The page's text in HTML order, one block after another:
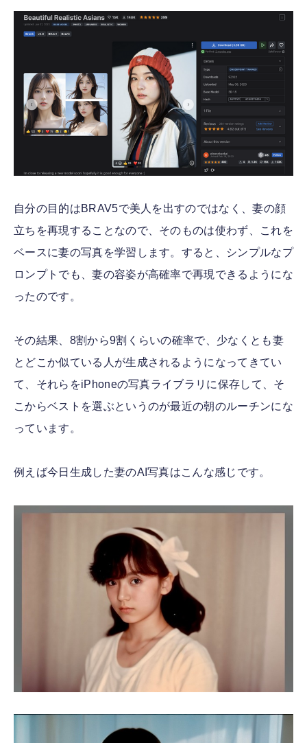
自分の目的はBRAV5で美人を出すのではなく、妻の顔
立ちを再現することなので、そのものは使わず、これを
ベースに妻の写真を学習します。すると、シンプルなプ
ロンプトでも、妻の容姿が高確率で再現できるようにな
ったのです。
その結果、8割から9割くらいの確率で、少なくとも妻
とどこか似ている人が生成されるようになってきてい
て、それらをiPhoneの写真ライブラリに保存して、そ
こからベストを選ぶというのが最近の朝のルーチンにな
っています。
例えば今日生成した妻のAI写真はこんな感じです。